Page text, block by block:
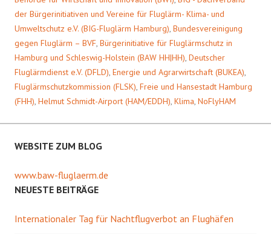
der Bürgerinitiativen und Vereine für Fluglärm- Klima- und
Umweltschutz e.V. (BIG-Fluglärm Hamburg), Bundesvereinigung
gegen Fluglärm – BVF, Bürgerinitiative für Fluglärmschutz in
Hamburg und Schleswig-Holstein (BAW HH|HH), Deutscher
Fluglärmdienst e.V. (DFLD), Energie und Agrarwirtschaft (BUKEA),
Fluglärmschutzkommission (FLSK), Freie und Hansestadt Hamburg
(FHH), Helmut Schmidt-Airport (HAM/EDDH), Klima, NoFlyHAM
WEBSITE ZUM BLOG
www.baw-fluglaerm.de
NEUESTE BEITRÄGE
Internationaler Tag für Nachtflugverbot an Flughäfen